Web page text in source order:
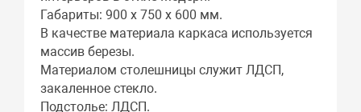
Габариты: 900 x 750 x 600 мм.
В качестве материала каркаса используется
массив березы.
Материалом столешницы служит ЛДСП,
закаленное стекло.
Подстолье: ЛДСП.